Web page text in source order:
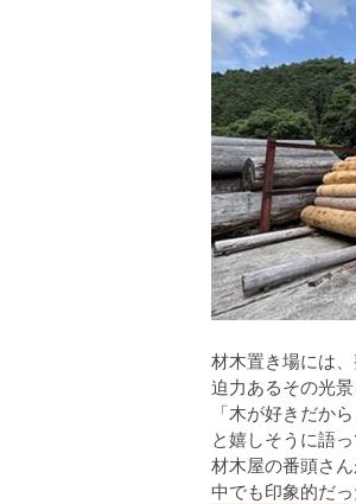
材木置き場には
迫力あるその光
「木が好きだか
と嬉しそうに語
材木屋の番頭さ
中でも印象的だ